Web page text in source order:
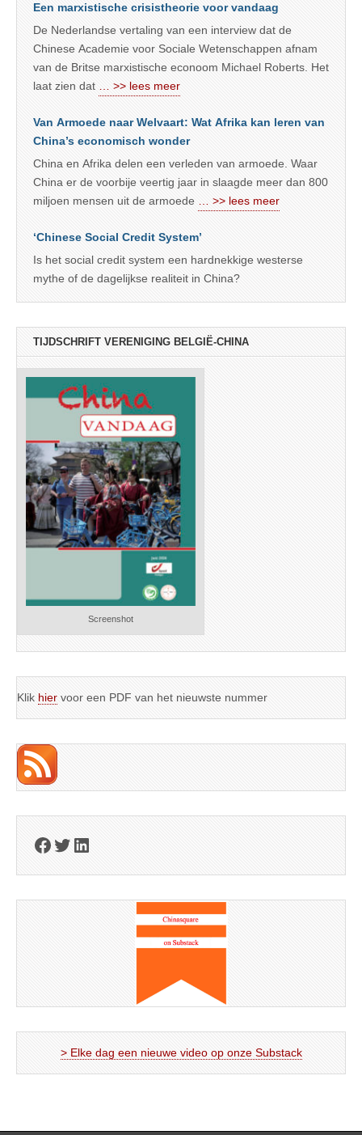
Een marxistische crisistheorie voor vandaag
De Nederlandse vertaling van een interview dat de
Chinese Academie voor Sociale Wetenschappen afnam
van de Britse marxistische econoom Michael Roberts. Het
laat zien dat … >> lees meer
Van Armoede naar Welvaart: Wat Afrika kan leren van
China’s economisch wonder
China en Afrika delen een verleden van armoede. Waar
China er de voorbije veertig jaar in slaagde meer dan 800
miljoen mensen uit de armoede … >> lees meer
‘Chinese Social Credit System’
Is het social credit system een hardnekkige westerse
mythe of de dagelijkse realiteit in China?
TIJDSCHRIFT VERENIGING BELGIË-CHINA
Screenshot
Klik hier voor een PDF van het nieuwste nummer
Facebook
Twitter
LinkedIn
> Elke dag een nieuwe video op onze Substack